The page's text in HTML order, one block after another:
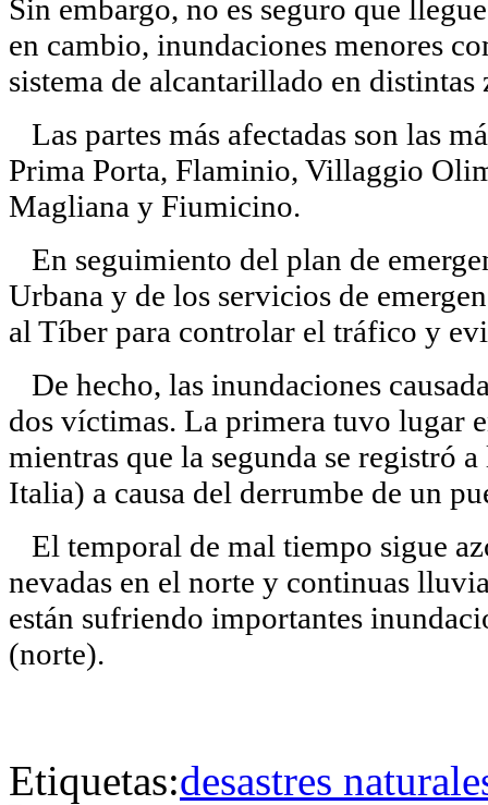
Sin embargo, no es seguro que
en cambio, inundaciones menores
sistema de alcantarillado en
Las partes más afectadas son las
Prima Porta, Flaminio, Villaggio
Magliana y Fiumicino.
En seguimiento del plan de
Urbana y de los servicios de
al Tíber para controlar el tráfico y
De hecho, las inundaciones
dos víctimas. La primera tuvo lugar
mientras que la segunda se registró
Italia) a causa del derrumbe de un
El temporal de mal tiempo sigue
nevadas en el norte y continuas
están sufriendo importantes
(norte).
Etiquetas:desastres